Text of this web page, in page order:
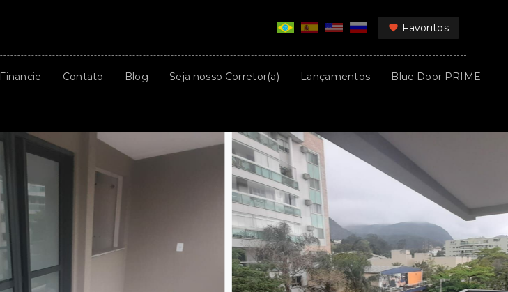
Favoritos
Financie Contato Blog Seja nosso Corretor(a) Lançamentos Blue Door PRIME